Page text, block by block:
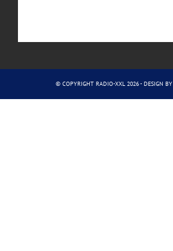
© COPYRIGHT RADIO-XXL 2026 - DESIGN BY